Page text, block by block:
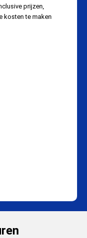
prijzen,
kosten te maken